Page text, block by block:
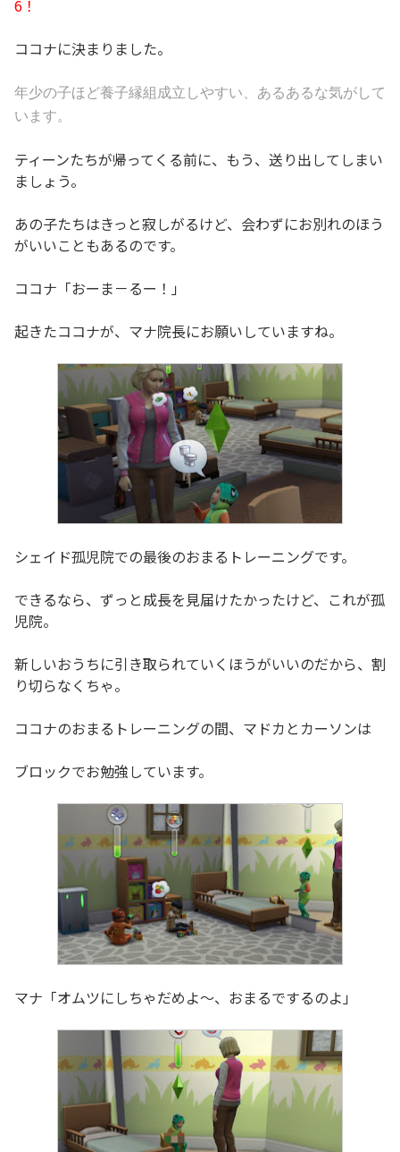
6！
ココナに決まりました。
年少の子ほど養子縁組成立しやすい、 あるあるな気がして
います。
ティーンたちが帰ってくる前に、もう、送り出してしまい
ましょう。
あの子たちはきっと寂しがるけど、会わずにお別れのほう
がいいこともあるのです。
ココナ「おーま－るー！」
起きたココナが、マナ院長にお願いしていますね。
シェイド孤児院での最後のおまるトレーニングです。
できるなら、ずっと成長を見届けたかったけど、これが孤
児院。
新しいおうちに引き取られていくほうがいいのだから、割
り切らなくちゃ。
ココナのおまるトレーニングの間、マドカとカーソンは
ブロックでお勉強しています。
マナ「オムツにしちゃだめよ～、おまるでするのよ」